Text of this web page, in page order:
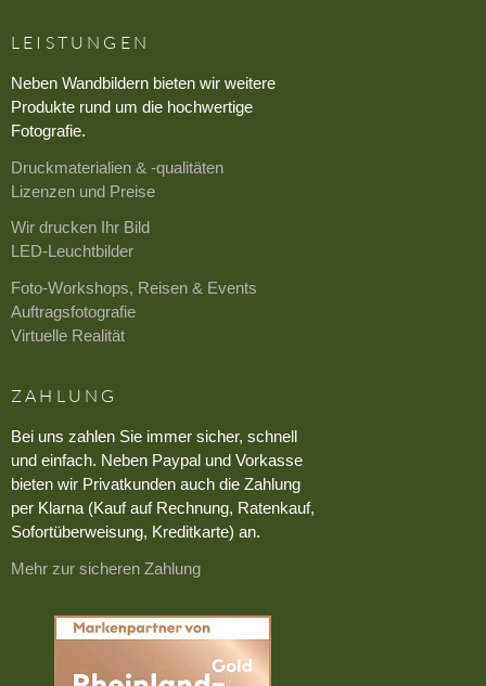
LEISTUNGEN
Neben Wandbildern bieten wir weitere
Produkte rund um die hochwertige
Fotografie.
Druckmaterialien & -qualitäten
Lizenzen und Preise
Wir drucken Ihr Bild
LED-Leuchtbilder
Foto-Workshops, Reisen & Events
Auftragsfotografie
Virtuelle Realität
ZAHLUNG
Bei uns zahlen Sie immer sicher, schnell
und einfach. Neben Paypal und Vorkasse
bieten wir Privatkunden auch die Zahlung
per Klarna (Kauf auf Rechnung, Ratenkauf,
Sofortüberweisung, Kreditkarte) an.
Mehr zur sicheren Zahlung